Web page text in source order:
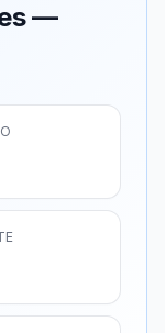
—